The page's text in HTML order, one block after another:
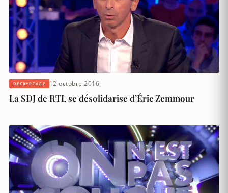
DÉCRYPTAGE 12 octobre 2016
La SDJ de RTL se désolidarise d’Éric Zemmour